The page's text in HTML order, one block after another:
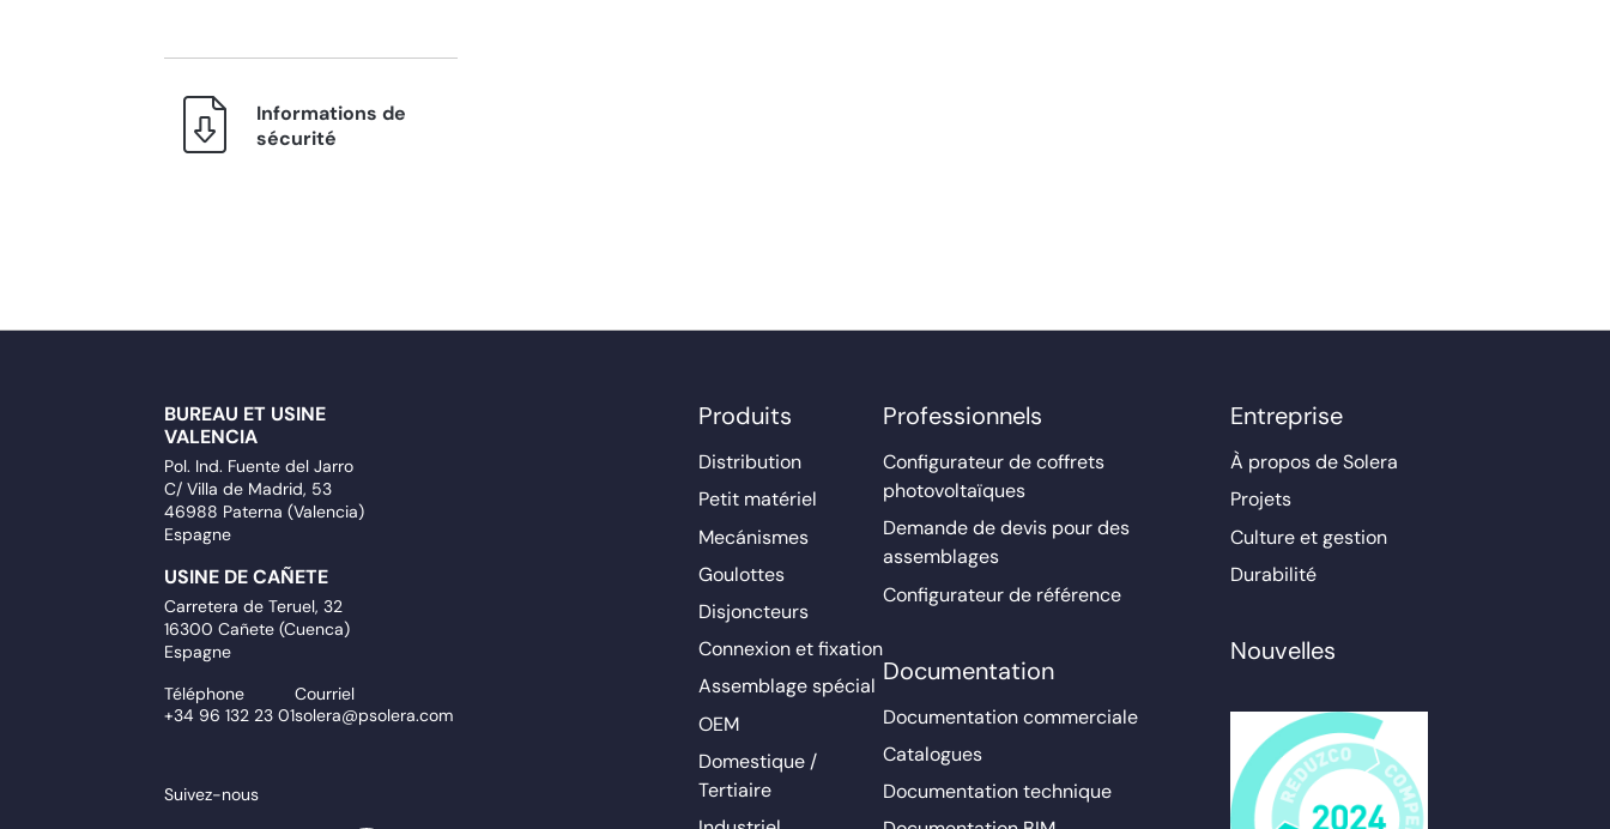
Informations de
sécurité
BUREAU ET USINE
VALENCIA
Pol. Ind. Fuente del Jarro
C/ Villa de Madrid, 53
46988 Paterna (Valencia)
Espagne
USINE DE CAÑETE
Carretera de Teruel, 32
16300 Cañete (Cuenca)
Espagne
Téléphone
+34 96 132 23 01
Courriel
solera@psolera.com
Suivez-nous
Produits
Distribution
Petit matériel
Mecánismes
Goulottes
Disjoncteurs
Connexion et fixation
Assemblage spécial
OEM
Domestique /
Tertiaire
Professionnels
Configurateur de coffrets
photovoltaïques
Demande de devis pour des
assemblages
Configurateur de référence
Documentation
Documentation commerciale
Catalogues
Documentation technique
Entreprise
À propos de Solera
Projets
Culture et gestion
Durabilité
Nouvelles